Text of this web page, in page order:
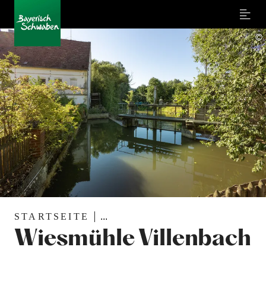
Menu
STARTSEITE ...
Wiesmühle Villenbach
©